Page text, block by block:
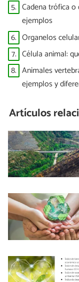
5. Cadena trófica o
ejemplos
6. Organelos
7. Célula animal:
8. Animales
ejemplos y
Artículos